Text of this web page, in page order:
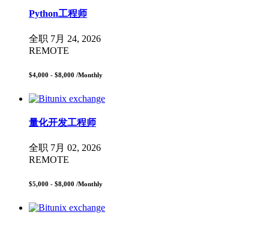
Python工程师
全职 7月 24, 2026
REMOTE
$4,000 - $8,000 /Monthly
量化开发工程师
全职 7月 02, 2026
REMOTE
$5,000 - $8,000 /Monthly